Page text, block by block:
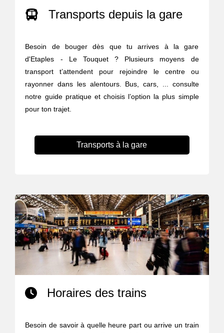
Transports depuis la gare
Besoin de bouger dès que tu arrives à la gare
d'Etaples - Le Touquet ? Plusieurs moyens de
transport t’attendent pour rejoindre le centre ou
rayonner dans les alentours. Bus, cars, ... consulte
notre guide pratique et choisis l’option la plus simple
pour ton trajet.
Transports à la gare
Horaires des trains
Besoin de savoir à quelle heure part ou arrive un train